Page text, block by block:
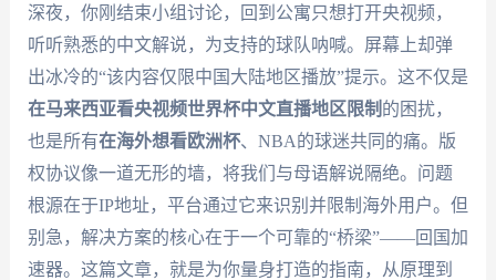
深夜，你刚结束小组讨论，回到公寓只想打开央视频，
听听熟悉的中文解说，为支持的球队呐喊。屏幕上却弹
出冰冷的“该内容仅限中国大陆地区播放”提示。这不仅是
在马来西亚看央视频世界杯中文直播地区限制 的困扰，
也是所有在海外想看欧洲杯、NBA的球迷共同的痛。版
权协议像一道无形的墙，将我们与母语解说隔绝。问题
根源在于IP地址，平台通过它来识别并限制海外用户。但
别急，解决方案的核心在于一个可靠的“桥梁”——回国加
速器。这篇文章，就是为你量身打造的指南，从原理到